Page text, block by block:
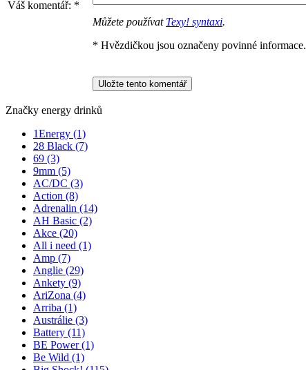
Váš komentář: *
Můžete používat Texy! syntaxi.
* Hvězdičkou jsou označeny povinné informace.
Značky energy drinků
1Energy (1)
28 Black (7)
69 (3)
9mm (5)
AC/DC (3)
Action (8)
Adrenalin (14)
AH Basic (2)
Akce (20)
All i need (1)
Amp (7)
Anglie (29)
Ankety (9)
AriZona (4)
Arriba (1)
Austrálie (3)
Battery (11)
BE Power(1)
Be Wild (1)